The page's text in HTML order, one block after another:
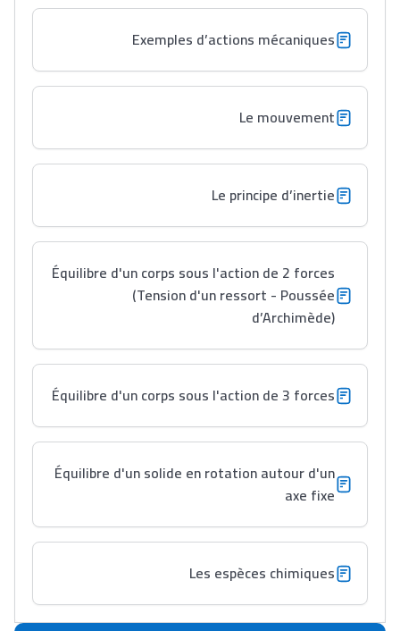
Lycée Maroc
التعليم الثانوي التأهيلي
التعليم الثانوي الإعدادي
Interviews/Vidéos
+ de 89 Interviews/Vidéos
Exemples d’actions mécaniques
Le mouvement
Le principe d’inertie
Équilibre d'un corps sous l'action de 2 forces
(Tension d'un ressort - Poussée
d’Archimède)
Équilibre d'un corps sous l'action de 3 forces
Équilibre d'un solide en rotation autour d'un
axe fixe
Les espèces chimiques